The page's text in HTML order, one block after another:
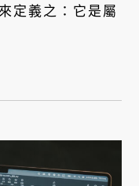
定義之：它是屬